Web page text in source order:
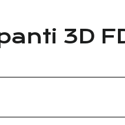
3D